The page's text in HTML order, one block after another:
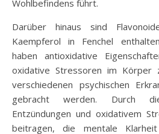
Wohlbefindens führt.
Darüber hinaus sind
Kaempferol in Fenchel
haben antioxidative
oxidative Stressoren im Körper
verschiedenen psychischen
gebracht werden. Durch
Entzündungen und oxidativem
beitragen, die mentale